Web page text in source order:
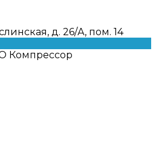
д. 26/А, пом. 14
Компрессор